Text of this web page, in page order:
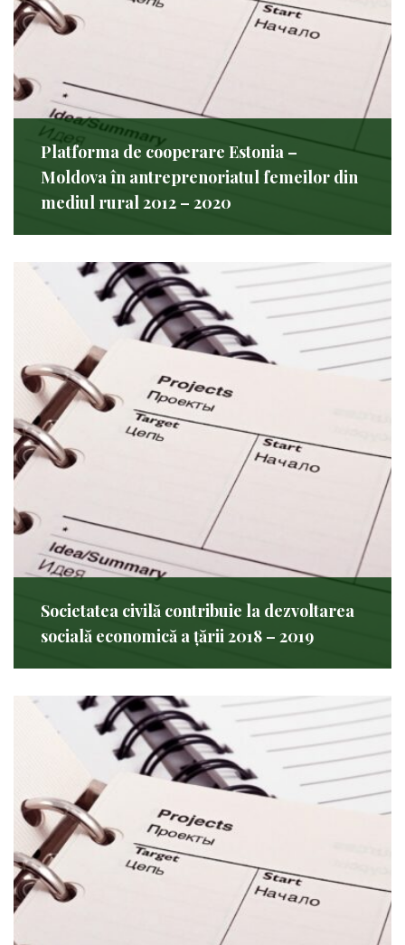
Platforma de cooperare Estonia –
Moldova în antreprenoriatul femeilor din
mediul rural 2012 – 2020
Societatea civilă contribuie la dezvoltarea
socială economică a țării 2018 – 2019